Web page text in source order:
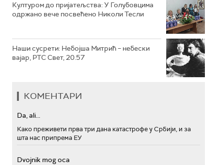
Културом до пријатељства: У Голубовцима
одржано вече посвећено Николи Тесли
Наши сусрети: Небојша Митрић – небески
вајар, РТС Свет, 20.57
КОМЕНТАРИ
Da, ali...
Како преживети прва три дана катастрофе у Србији, и за
шта нас припрема ЕУ
Dvojnik mog oca